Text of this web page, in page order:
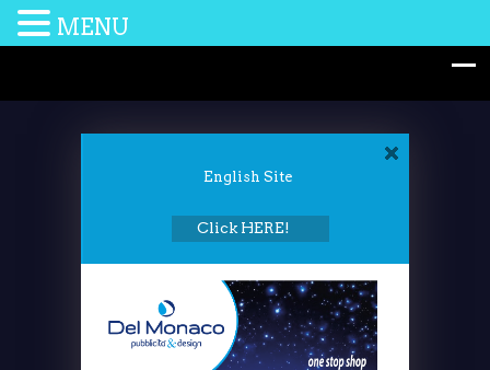
English Site
Click HERE!
MENU